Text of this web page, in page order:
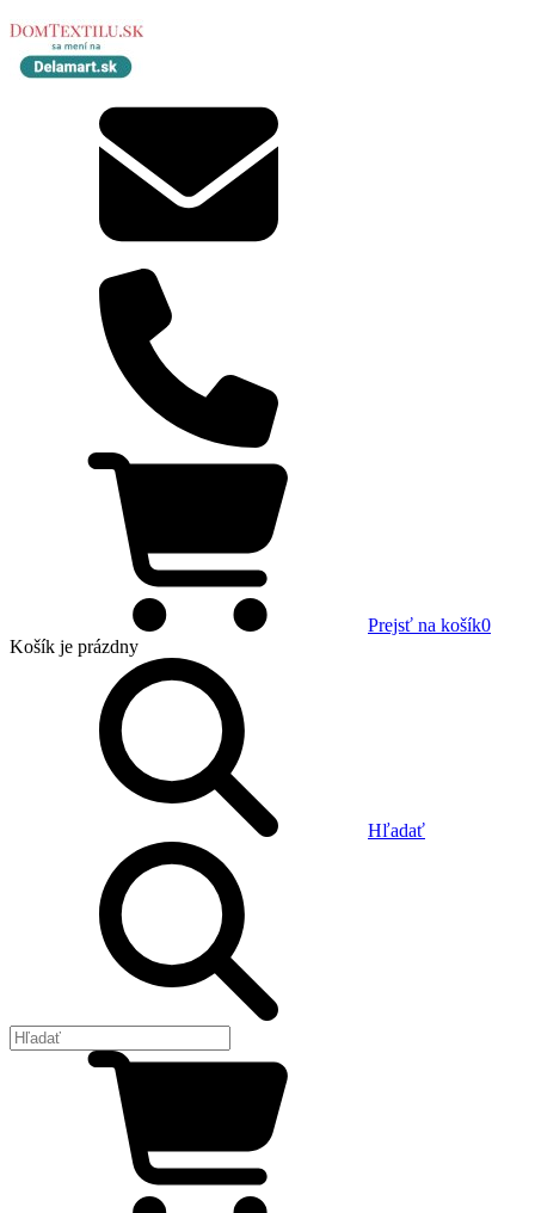
Prejsť na košík0
Košík je prázdny
Hľadať